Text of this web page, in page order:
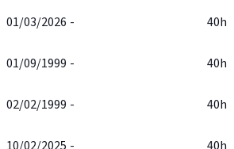
01/03/2026 - 40h
01/09/1999 - 40h
02/02/1999 - 40h